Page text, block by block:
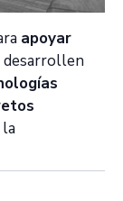
apoyar
desarrollen